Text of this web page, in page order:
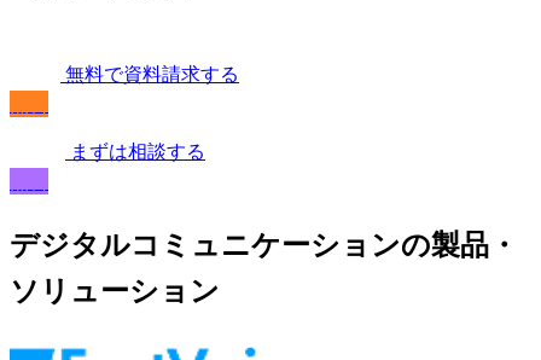
無料で資料請求する
まずは相談する
デジタルコミュニケーションの製品・
ソリューション